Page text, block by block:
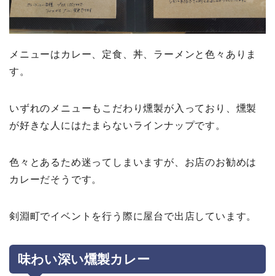
メニューはカレー、定食、丼、ラーメンと色々ありま
す。
いずれのメニューもこだわり燻製が入っており、燻製
が好きな人にはたまらないラインナップです。
色々とあるため迷ってしまいますが、お店のお勧めは
カレーだそうです。
剣淵町でイベントを行う際に屋台で出店しています。
味わい深い燻製カレー